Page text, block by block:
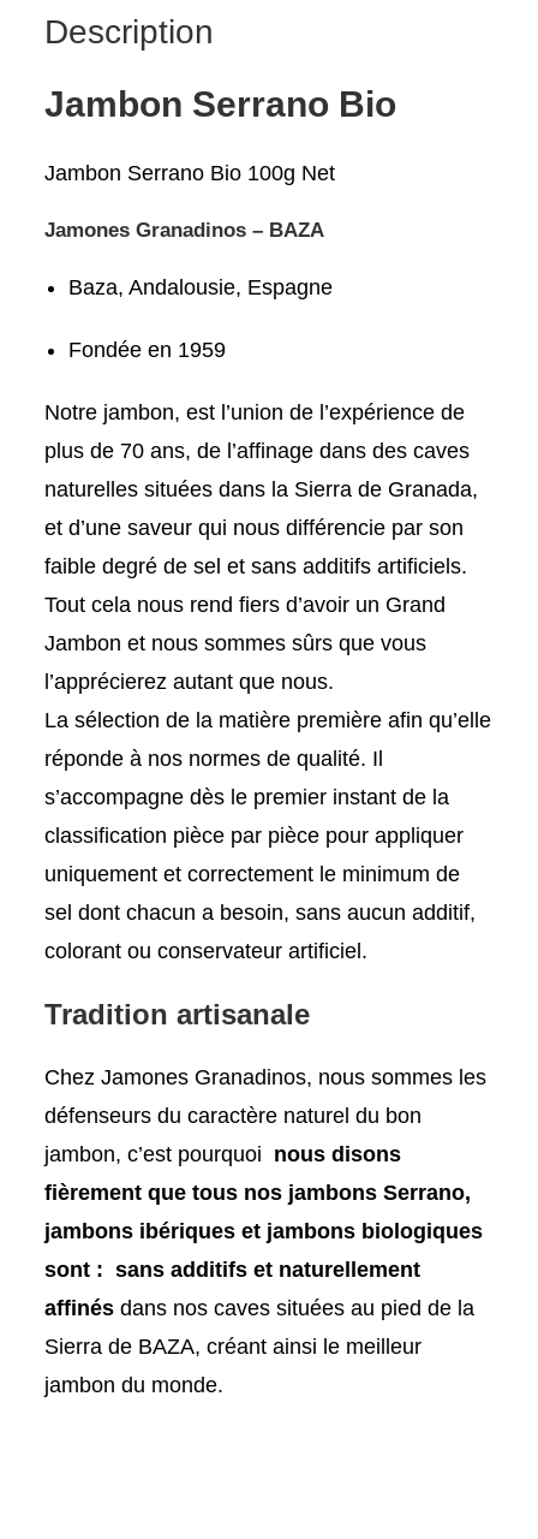
Description
Jambon Serrano Bio
Jambon Serrano Bio 100g Net
Jamones Granadinos – BAZA
Baza, Andalousie, Espagne
Fondée en 1959
Notre jambon, est l’union de l’expérience de
plus de 70 ans, de l’affinage dans des caves
naturelles situées dans la Sierra de Granada,
et d’une saveur qui nous différencie par son
faible degré de sel et sans additifs artificiels.
Tout cela nous rend fiers d’avoir un Grand
Jambon et nous sommes sûrs que vous
l’apprécierez autant que nous.
La sélection de la matière première afin qu’elle
réponde à nos normes de qualité. Il
s’accompagne dès le premier instant de la
classification pièce par pièce pour appliquer
uniquement et correctement le minimum de
sel dont chacun a besoin, sans aucun additif,
colorant ou conservateur artificiel.
Tradition artisanale
Chez Jamones Granadinos, nous sommes les
défenseurs du caractère naturel du bon
jambon, c’est pourquoi nous disons
fièrement que tous nos jambons Serrano,
jambons ibériques et jambons biologiques
sont : sans additifs et naturellement
affinésdans nos caves situées au pied de la
Sierra de BAZA, créant ainsi le meilleur
jambon du monde.